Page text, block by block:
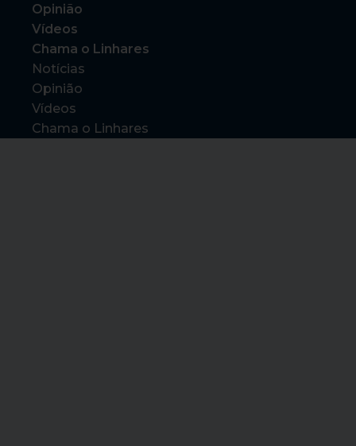
Opinião
Vídeos
Chama o Linhares
Notícias
Opinião
Vídeos
Chama o Linhares